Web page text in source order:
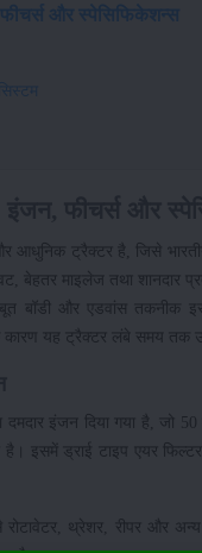
और स्पेसिफिकेशन्स
आधुनिक ट्रैक्टर है, जिसे
बेहतर माइलेज तथा शानदार
बॉडी और एडवांस तकनीक
यह ट्रैक्टर लंबे समय तक
इंजन दिया गया है, जो
इसमें ड्राई टाइप एयर
रोटावेटर, थ्रेशर, रीपर और